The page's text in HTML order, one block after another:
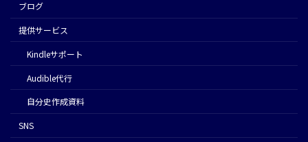
ブログ
提供サービス
Kindleサポート
Audible代行
⾃分史作成資料
SNS